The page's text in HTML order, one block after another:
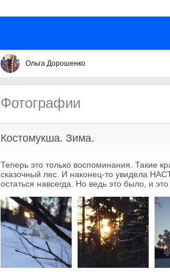
Ольга Дорошенко
Фотографии
Костомукша. Зима.
Теперь это только воспоминания. Такие
сказочный лес. И наконец-то увидела
остаться навсегда. Но ведь это было, и